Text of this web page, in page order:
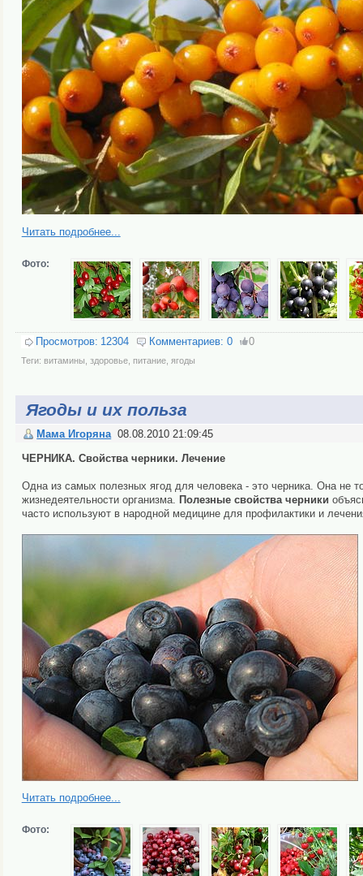
Читать подробнее...
Фото:
Просмотров: 12304 Комментариев: 0 0
Теги: витамины здоровье, питание, ягоды
Ягоды и их польза
Мама Игоряна 08.08.2010 21:09:45
ЧЕРНИКА. Свойства черники. Лечение
Одна из самых полезных ягод для человека - это черника. Она не
жизнедеятельности организма. Полезные свойства черники
часто используют в народной медицине для профилактики и
Читать подробнее...
Фото: